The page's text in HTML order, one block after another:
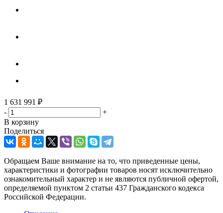
1 631 991 ₽
-
+
В корзину
Поделиться
Обращаем Ваше внимание на то, что приведенные цены,
характеристики и фотографии товаров носят исключительно
ознакомительный характер и не являются публичной офертой,
определяемой пунктом 2 статьи 437 Гражданского кодекса
Российской Федерации.